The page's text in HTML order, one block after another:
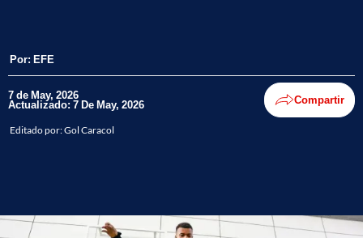
Por: EFE
7 de May, 2026
Actualizado: 7 De May, 2026 Compartir
Editado por:Gol Caracol